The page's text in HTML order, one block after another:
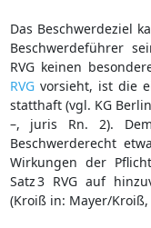
Das Beschwerdeziel
Beschwerdeführer
RVG keinen
RVGvorsieht, ist die
statthaft (vgl. KG
–, juris Rn. 2).
Beschwerderecht
Wirkungen der
Satz 3 RVG auf
(Kroiß in: Mayer/Kroiß,